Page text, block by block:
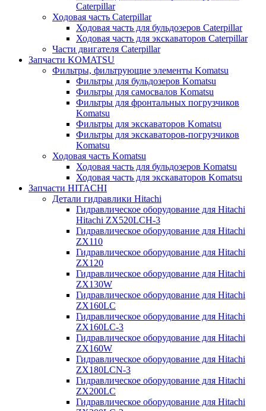
Caterpillar
Ходовая часть Caterpillar
Ходовая часть для бульдозеров Caterpillar
Ходовая часть для экскаваторов Caterpillar
Части двигателя Caterpillar
Запчасти KOMATSU
Фильтры, фильтрующие элементы Komatsu
Фильтры для бульдозеров Komatsu
Фильтры для самосвалов Komatsu
Фильтры для фронтальных погрузчиков
Komatsu
Фильтры для экскаваторов Komatsu
Фильтры для экскаваторов-погрузчиков
Komatsu
Ходовая часть Komatsu
Ходовая часть для бульдозеров Komatsu
Ходовая часть для экскаваторов Komatsu
Запчасти HITACHI
Детали гидравлики Hitachi
Гидравлическое оборудование для Hitachi
Hitachi ZX520LCH-3
Гидравлическое оборудование для Hitachi
ZX110
Гидравлическое оборудование для Hitachi
ZX120
Гидравлическое оборудование для Hitachi
ZX130W
Гидравлическое оборудование для Hitachi
ZX160LC
Гидравлическое оборудование для Hitachi
ZX160LC-3
Гидравлическое оборудование для Hitachi
ZX160W
Гидравлическое оборудование для Hitachi
ZX180LCN-3
Гидравлическое оборудование для Hitachi
ZX200LC
Гидравлическое оборудование для Hitachi